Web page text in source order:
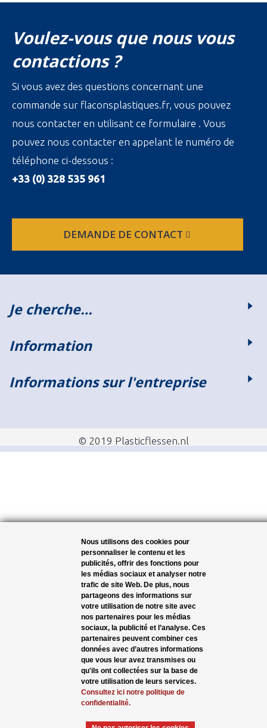
Voulez-vous que nous vous
contactions ?
Si vous avez des questions concernant une
commande sur flaconsplastiques.fr, vous pouvez
nous contacter en utilisant ce formulaire . Vous
pouvez nous contacter en appelant le numéro de
téléphone ci-dessous :
+33 (0) 328 535 961
DEMANDE DE CONTACT
Je cherche…
Information
Informations sur l'entreprise
© 2019 Plasticflessen.nl
Nous utilisons des cookies pour
personnaliser le contenu et les
publicités, offrir des fonctions pour
les médias sociaux et analyser notre
trafic de site Web. De plus, nous
partageons des informations sur
votre utilisation de notre site avec
nos partenaires pour les médias
sociaux, la publicité et l’analyse. Ces
partenaires peuvent combiner ces
données avec d’autres informations
que vous leur avez transmises ou
qu'ils ont collectées sur la base de
votre utilisation de leurs services.
Consultez ici notre politique de
confidentialité.